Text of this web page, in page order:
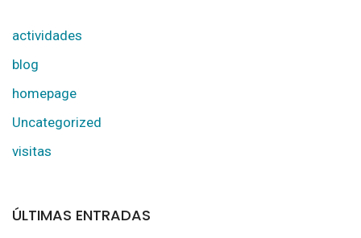
actividades
blog
homepage
Uncategorized
visitas
ÚLTIMAS ENTRADAS